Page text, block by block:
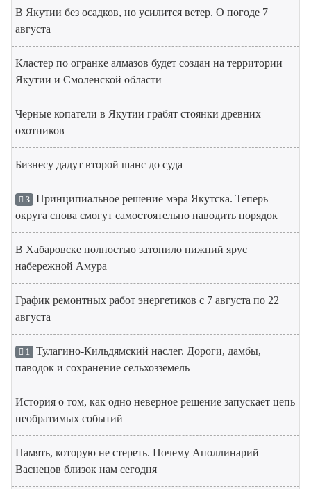
В Якутии без осадков, но усилится ветер. О погоде 7
августа
Кластер по огранке алмазов будет создан на территории
Якутии и Смоленской области
Черные копатели в Якутии грабят стоянки древних
охотников
Бизнесу дадут второй шанс до суда
3 Принципиальное решение мэра Якутска. Теперь
округа снова смогут самостоятельно наводить порядок
В Хабаровске полностью затопило нижний ярус
набережной Амура
График ремонтных работ энергетиков с 7 августа по 22
августа
1 Тулагино-Кильдямский наслег. Дороги, дамбы,
паводок и сохранение сельхозземель
История о том, как одно неверное решение запускает цепь
необратимых событий
Память, которую не стереть. Почему Аполлинарий
Васнецов близок нам сегодня